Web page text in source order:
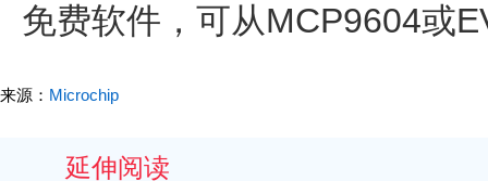
免费软件，可从MCP9604或
来源： Microchip
延伸阅读